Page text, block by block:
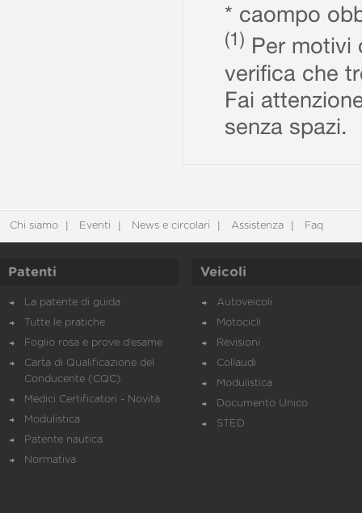
* caompo
(1) Per motivi
verifica che
Fai
senza spazi.
Chi siamo Eventi News e circolari Assistenza Faq
Patenti
La patente di guida
Tutte le pratiche
Foglio rosa e prove d’esame
Carta di Qualificazione del
Conducente (CQC)
Medici Certificatori - Novità
Modulistica
Patente nautica
Normativa
Veicoli
Autoveicoli
Motocicli
Revisioni
Collaudi
Modulistica
Documento Unico
STED